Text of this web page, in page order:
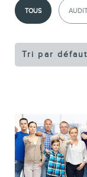
Audits
TOUS